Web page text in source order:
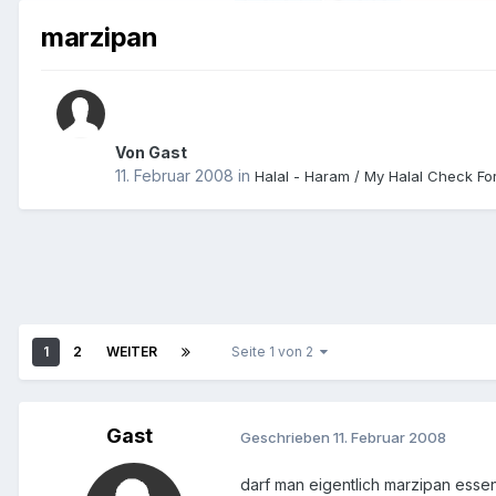
marzipan
Von Gast
11. Februar 2008 in Halal - Haram / My Halal Check
1 2 WEITER Seite 1 von 2
Gast Geschrieben 11. Februar 2008
darf man eigentlich marzipan